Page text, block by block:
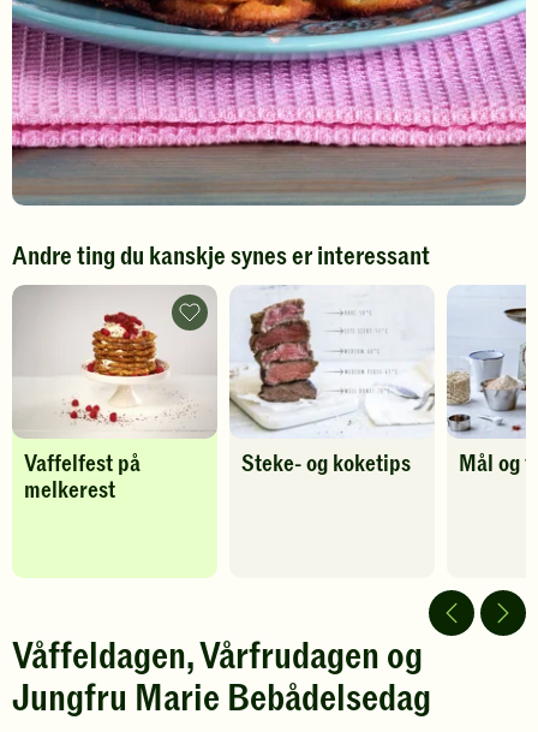
Andre ting du kanskje synes er interessant
Vaffelfest på
melkerest
Vaffelfest
på
melkerest
til
favoritter
Steke- og koketips Mål og
Våffeldagen, Vårfrudagen og
Jungfru Marie Bebådelsedag